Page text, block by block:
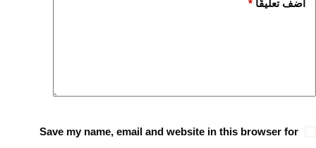
أضف تعليقًا *
Save my name, email and website in this browser for